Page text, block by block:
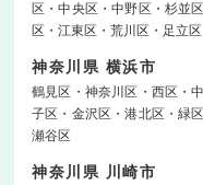
区
中央区 中野区 杉並区
区
江東区 荒川区 足立区
神奈川県 横浜市
鶴見区 神奈川区 西区
子区
金沢区 港北区 緑区
瀬谷区
神奈川県 川崎市